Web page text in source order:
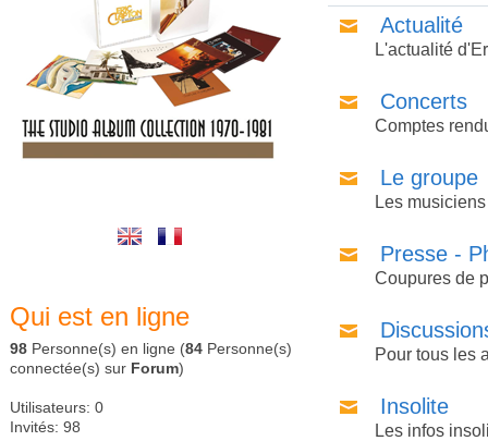
Qui est en ligne
98 Personne(s) en ligne (84 Personne(s)
connectée(s) sur Forum)
Utilisateurs: 0
Invités: 98
Actualité
L'actualité
Concerts
Comptes
Le groupe
Les
Presse -
Coupures de
Pour tous les
Insolite
Les infos